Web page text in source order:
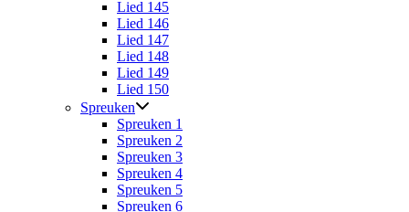
Lied 145
Lied 146
Lied 147
Lied 148
Lied 149
Lied 150
Spreuken
Spreuken 1
Spreuken 2
Spreuken 3
Spreuken 4
Spreuken 5
Spreuken 6